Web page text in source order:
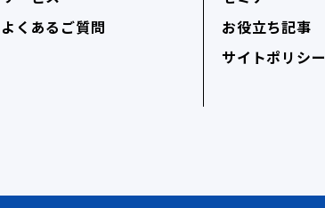
よくあるご質問
お役立ち記事
サイトポリシー